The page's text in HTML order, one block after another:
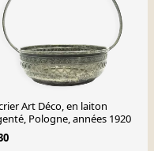
Art Déco, en laiton
Pologne, années 1920